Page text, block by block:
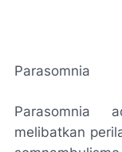
Parasomnia
Parasomnia
melibatkan